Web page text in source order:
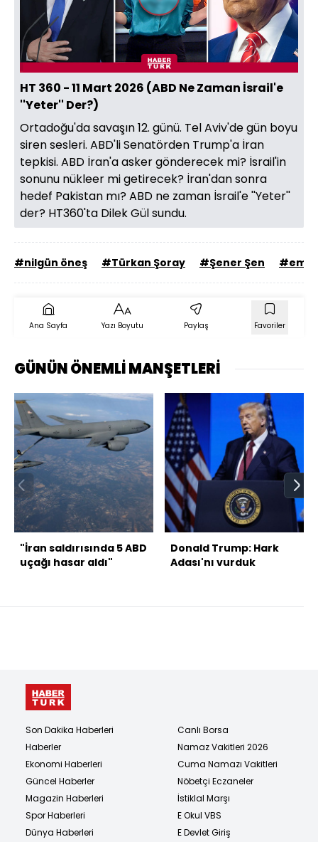
Videoyu
Oynat
HT 360 - 11 Mart 2026 (ABD Ne Zaman İsrail'e
''Yeter'' Der?)
Ortadoğu'da savaşın 12. günü. Tel Aviv'de gün boyu
siren sesleri. ABD'li Senatörden Trump'a İran
tepkisi. ABD İran'a asker gönderecek mi? İsrail'in
sonunu nükleer mi getirecek? İran'dan sonra
hedef Pakistan mı? ABD ne zaman İsrail'e ''Yeter''
der? HT360'ta Dilek Gül sundu.
#nilgün öneş #Türkan Şoray #Şener Şen #emel
Ana Sayfa Yazı Boyutu Paylaş Favoriler
GÜNÜN ÖNEMLİ MANŞETLERİ
"İran saldırısında 5 ABD
uçağı hasar aldı"
Donald Trump: Hark
Adası'nı vurduk
Son Dakika Haberleri
Haberler
Ekonomi Haberleri
Güncel Haberler
Magazin Haberleri
Spor Haberleri
Dünya Haberleri
Canlı Borsa
Namaz Vakitleri 2026
Cuma Namazı Vakitleri
Nöbetçi Eczaneler
İstiklal Marşı
E Okul VBS
E Devlet Giriş